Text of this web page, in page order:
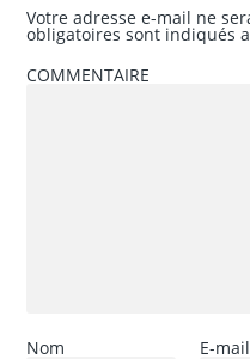
Votre adresse e-mail ne
obligatoires sont indiqués
COMMENTAIRE
Nom E-mail